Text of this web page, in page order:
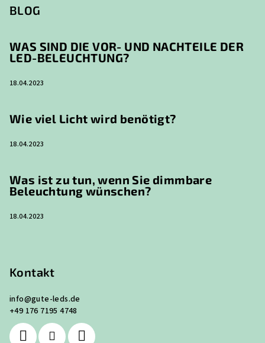
BLOG
WAS SIND DIE VOR- UND NACHTEILE DER
LED-BELEUCHTUNG?
18.04.2023
Wie viel Licht wird benötigt?
18.04.2023
Was ist zu tun, wenn Sie dimmbare
Beleuchtung wünschen?
18.04.2023
Kontakt
info@gute-leds.de
+49 176 7195 4748